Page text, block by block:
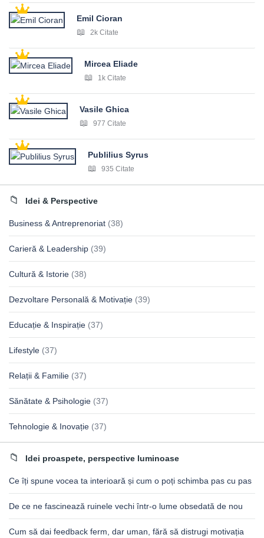
Emil Cioran
2k Citate
Mircea Eliade
1k Citate
Vasile Ghica
977 Citate
Publilius Syrus
935 Citate
Idei & Perspective
Business & Antreprenoriat (38)
Carieră & Leadership (39)
Cultură & Istorie (38)
Dezvoltare Personală & Motivație (39)
Educație & Inspirație (37)
Lifestyle (37)
Relații & Familie (37)
Sănătate & Psihologie (37)
Tehnologie & Inovație (37)
Idei proaspete, perspective luminoase
Ce îți spune vocea ta interioară și cum o poți schimba pas cu pas
De ce ne fascinează ruinele vechi într-o lume obsedată de nou
Cum să dai feedback ferm, dar uman, fără să distrugi motivația